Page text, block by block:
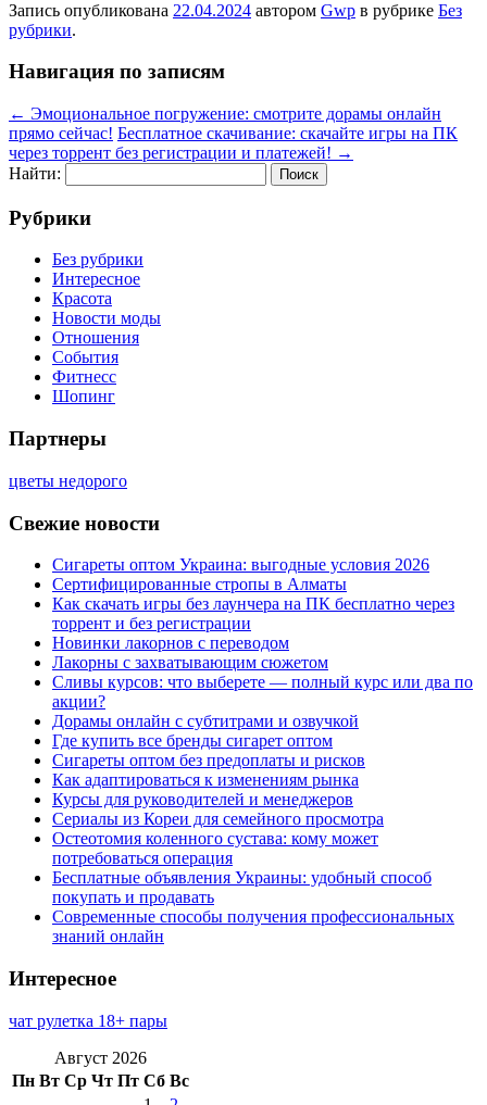
Запись опубликована 22.04.2024 автором Gwp в рубрике Без
рубрики.
Навигация по записям
← Эмоциональное погружение: смотрите дорамы онлайн
прямо сейчас! Бесплатное скачивание: скачайте игры на ПК
через торрент без регистрации и платежей! →
Найти:
Рубрики
Без рубрики
Интересное
Красота
Новости моды
Отношения
События
Фитнесс
Шопинг
Партнеры
цветы недорого
Свежие новости
Сигареты оптом Украина: выгодные условия 2026
Сертифицированные стропы в Алматы
Как скачать игры без лаунчера на ПК бесплатно через
торрент и без регистрации
Новинки лакорнов с переводом
Лакорны с захватывающим сюжетом
Сливы курсов: что выберете — полный курс или два по
акции?
Дорамы онлайн с субтитрами и озвучкой
Где купить все бренды сигарет оптом
Сигареты оптом без предоплаты и рисков
Как адаптироваться к изменениям рынка
Курсы для руководителей и менеджеров
Сериалы из Кореи для семейного просмотра
Остеотомия коленного сустава: кому может
потребоваться операция
Бесплатные объявления Украины: удобный способ
покупать и продавать
Современные способы получения профессиональных
знаний онлайн
Интересное
чат рулетка 18+ пары
Август 2026
Пн Вт Ср Чт Пт Сб Вс